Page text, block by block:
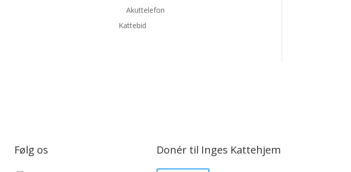
Akuttelefon
Kattebid
Følg os Donér til Inges Kattehjem